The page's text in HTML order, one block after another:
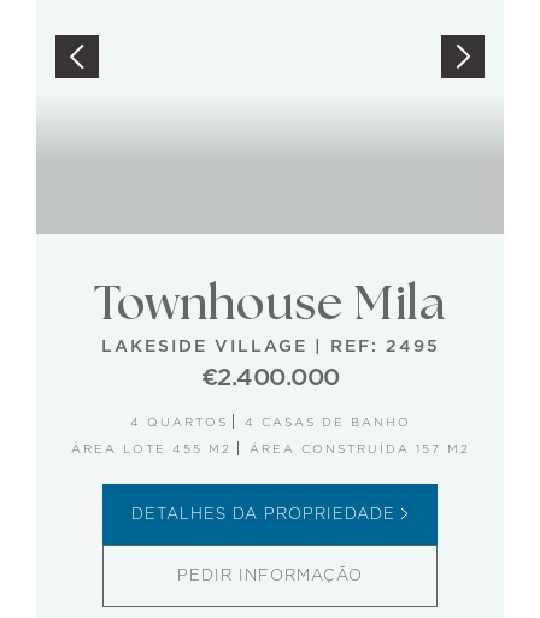
Townhouse Mila
LAKESIDE VILLAGE REF: 2495
€2.400.000
4 QUARTOS
4 CASAS DE BANHO
ÁREA LOTE 455 M2
ÁREA CONSTRUÍDA 157 M2
DETALHES DA PROPRIEDADE
PEDIR INFORMAÇÃO